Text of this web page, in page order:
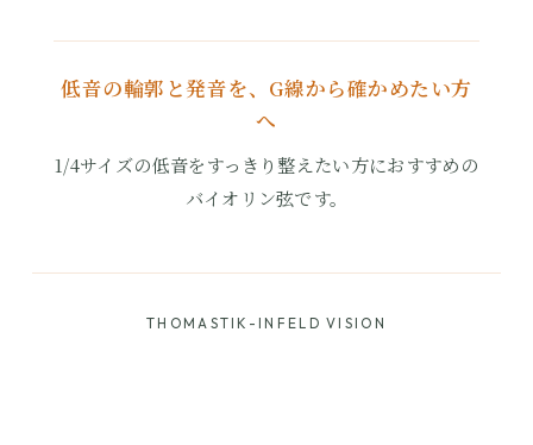
低音の輪郭と発音を、G線から確かめたい方
へ
1/4サイズの低音をすっきり整えたい方におすすめの
バイオリン弦です。
THOMASTIK-INFELD VISION